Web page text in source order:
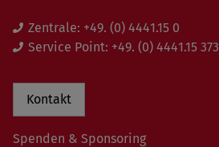
Zentrale: +49. (0) 4441.15 0
Service Point: +49. (0) 4441.15 373
Kontakt
Spenden & Sponsoring